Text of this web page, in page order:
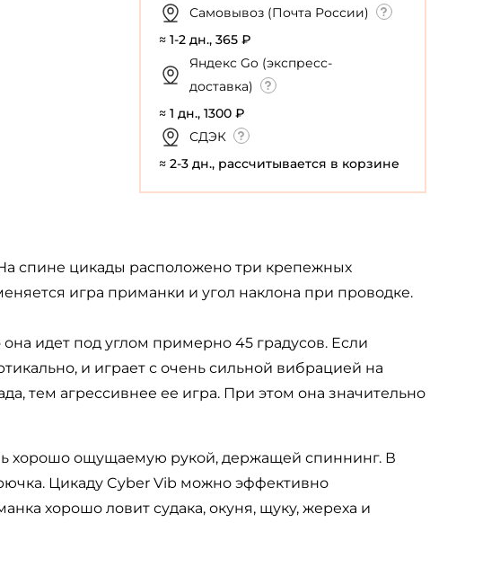
Самовывоз (Почта России)
≈ 1-2 дн., 365 ₽
Яндекс Go (экспресс-
доставка)
≈ 1 дн., 1300 ₽
СДЭК
≈ 2-3 дн., рассчитывается в корзине
спине цикады расположено три крепежных
игра приманки и угол наклона при проводке.
идет под углом примерно 45 градусов. Если
и играет с очень сильной вибрацией на
тем агрессивнее ее игра. При этом она значительно
хорошо ощущаемую рукой, держащей спиннинг. В
Цикаду Cyber Vib можно эффективно
хорошо ловит судака, окуня, щуку, жереха и